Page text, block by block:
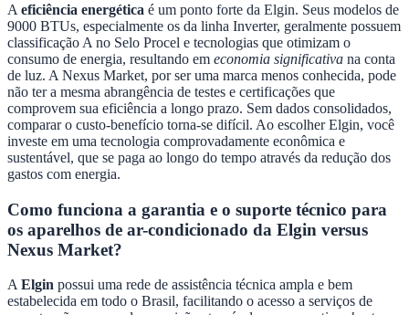
A eficiência energética é um ponto forte da Elgin. Seus modelos de
9000 BTUs, especialmente os da linha Inverter, geralmente possuem
classificação A no Selo Procel e tecnologias que otimizam o
consumo de energia, resultando em economia significativa na conta
de luz. A Nexus Market, por ser uma marca menos conhecida, pode
não ter a mesma abrangência de testes e certificações que
comprovem sua eficiência a longo prazo. Sem dados consolidados,
comparar o custo-benefício torna-se difícil. Ao escolher Elgin, você
investe em uma tecnologia comprovadamente econômica e
sustentável, que se paga ao longo do tempo através da redução dos
gastos com energia.
Como funciona a garantia e o suporte técnico para
os aparelhos de ar-condicionado da Elgin versus
Nexus Market?
A Elgin possui uma rede de assistência técnica ampla e bem
estabelecida em todo o Brasil, facilitando o acesso a serviços de